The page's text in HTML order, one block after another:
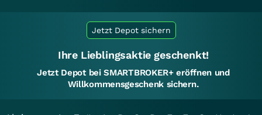
Jetzt Depot sichern
Ihre Lieblingsaktie geschenkt!
Jetzt Depot bei SMARTBROKER+ eröffnen und
Willkommensgeschenk sichern.